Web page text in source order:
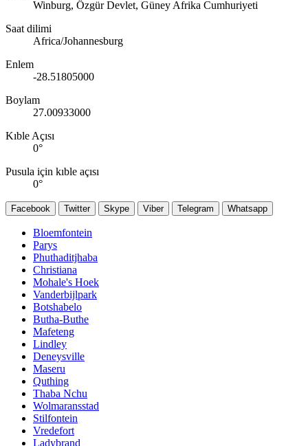
Winburg, Özgür Devlet, Güney Afrika Cumhuriyeti
Saat dilimi
Africa/Johannesburg
Enlem
-28.51805000
Boylam
27.00933000
Kıble Açısı
0°
Pusula için kıble açısı
0°
Facebook Twitter Skype Viber Telegram Whatsapp
Bloemfontein
Parys
Phuthaditjhaba
Christiana
Mohale's Hoek
Vanderbijlpark
Botshabelo
Butha-Buthe
Mafeteng
Lindley
Deneysville
Maseru
Quthing
Thaba Nchu
Wolmaransstad
Stilfontein
Vredefort
Ladybrand